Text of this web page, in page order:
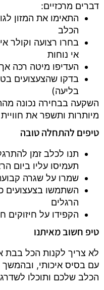
דברים מרכזיים:
התאימו את המזון
הכלב
בחרו רצועה וקולר
אי נוחות
העדיפו מיטה רכה
בדקו שהצעצועים
בליעה)
השקעה בבחירה נכונה
מיותרות ותשפר את
טיפים להתחלה טובה
תנו לכלב זמן
תעמיסו עליו ביום
שמרו על שגרה
השתמשו בצעצועים
הרגלים
הקפידו על חיזוקים
טיפ חשוב מאיתנו
לא צריך לקנות הכל בבת
עם בסיס איכותי,
הכלב שלכם ותוכלו